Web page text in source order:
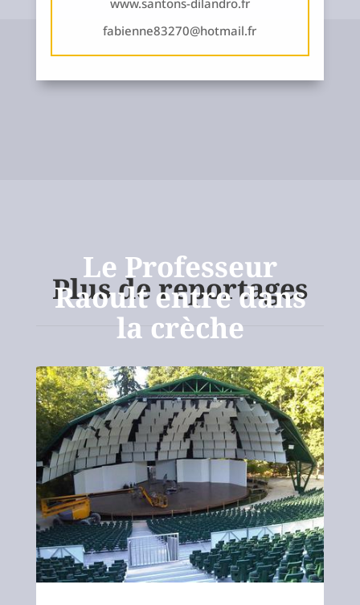
Le Professeur
Raoult entre dans
la crèche
www.santons-dilandro.fr
fabienne83270@hotmail.fr
Plus de reportages